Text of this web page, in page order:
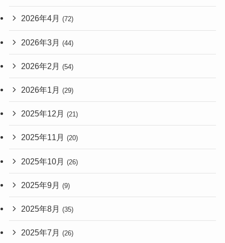
2026年4月 (72)
2026年3月 (44)
2026年2月 (54)
2026年1月 (29)
2025年12月 (21)
2025年11月 (20)
2025年10月 (26)
2025年9月 (9)
2025年8月 (35)
2025年7月 (26)